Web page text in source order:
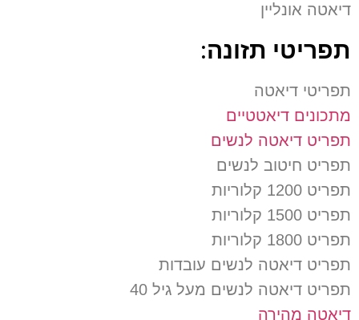
דיאטה אונליין
תפריטי תזונה:
תפריטי דיאטה
מתכונים דיאטטיים
תפריט דיאטה לנשים
תפריט חיטוב לנשים
תפריט 1200 קלוריות
תפריט 1500 קלוריות
תפריט 1800 קלוריות
תפריט דיאטה לנשים עובדות
תפריט דיאטה לנשים מעל גיל 40
דיאטה מהירה